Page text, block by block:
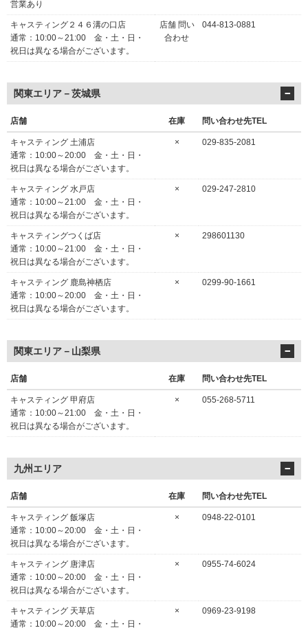
営業あり
キャスティング２４６溝の口店
通常：10:00～21:00 金・土・日・
祝日は異なる場合がございます。
店舗 問い
合わせ
044-813-0881
関東エリア－茨城県
店舗 在庫 問い合わせ先TEL
キャスティング 土浦店
通常：10:00～20:00 金・土・日・
祝日は異なる場合がございます。
× 029-835-2081
キャスティング 水戸店
通常：10:00～21:00 金・土・日・
祝日は異なる場合がございます。
× 029-247-2810
キャスティングつくば店
通常：10:00～21:00 金・土・日・
祝日は異なる場合がございます。
× 298601130
キャスティング 鹿島神栖店
通常：10:00～20:00 金・土・日・
祝日は異なる場合がございます。
× 0299-90-1661
関東エリア－山梨県
店舗 在庫 問い合わせ先TEL
キャスティング 甲府店
通常：10:00～21:00 金・土・日・
祝日は異なる場合がございます。
× 055-268-5711
九州エリア
店舗 在庫 問い合わせ先TEL
キャスティング 飯塚店
通常：10:00～20:00 金・土・日・
祝日は異なる場合がございます。
× 0948-22-0101
キャスティング 唐津店
通常：10:00～20:00 金・土・日・
祝日は異なる場合がございます。
× 0955-74-6024
キャスティング 天草店
通常：10:00～20:00 金・土・日・
× 0969-23-9198